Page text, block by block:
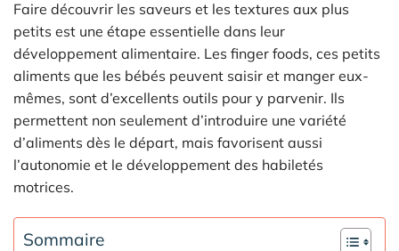
Faire découvrir les saveurs et les textures aux plus
petits est une étape essentielle dans leur
développement alimentaire. Les finger foods, ces petits
aliments que les bébés peuvent saisir et manger eux-
mêmes, sont d’excellents outils pour y parvenir. Ils
permettent non seulement d’introduire une variété
d’aliments dès le départ, mais favorisent aussi
l’autonomie et le développement des habiletés
motrices.
Sommaire